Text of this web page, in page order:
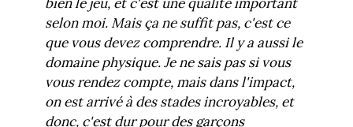
selon moi. Mais ça ne suffit pas, c'est ce
que vous devez comprendre. Il y a aussi le
domaine physique. Je ne sais pas si vous
vous rendez compte, mais dans l'impact,
on est arrivé à des stades incroyables, et
donc, c'est dur pour des garçons